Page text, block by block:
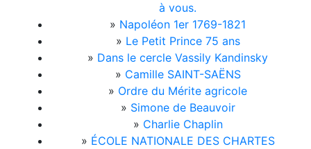
à vous.
» Napoléon 1er 1769-1821
» Le Petit Prince 75 ans
» Dans le cercle Vassily Kandinsky
» Camille SAINT-SAËNS
» Ordre du Mérite agricole
» Simone de Beauvoir
» Charlie Chaplin
» ÉCOLE NATIONALE DES CHARTES